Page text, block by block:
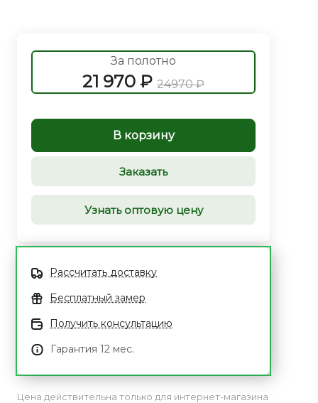
За полотно
21 970 ₽ 24970 ₽
В корзину
Заказать
Узнать оптовую цену
Рассчитать доставку
Бесплатный замер
Получить консультацию
Гарантия 12 мес.
Цена действительна только для интернет-магазина